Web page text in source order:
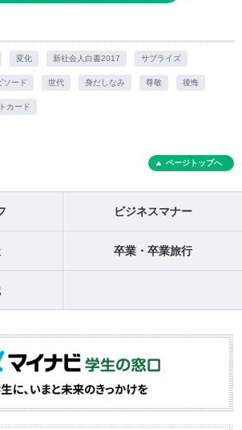
変化 新社会人白書2017 サプライズ
ソード 世代 身だしなみ 尊敬 後悔
カード
ページトップへ
ビジネスマナー
卒業・卒業旅行